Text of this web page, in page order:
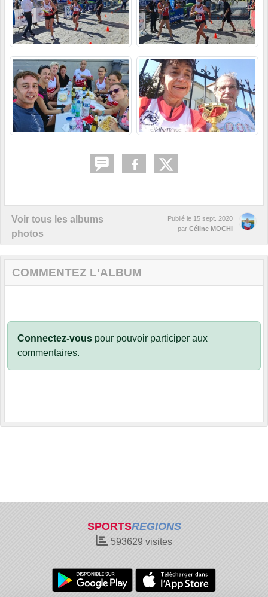
Voir tous les albums
photos
Publié le 15 sept. 2020
par Céline MOCHI
COMMENTEZ L'ALBUM
Connectez-vous pour pouvoir participer aux
commentaires.
SPORTSREGIONS
593629 visites